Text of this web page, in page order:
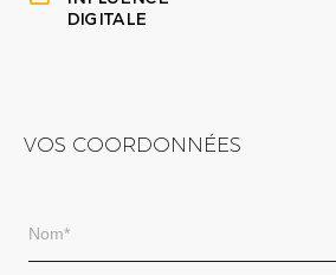
DIGITALE
VOS COORDONNÉES